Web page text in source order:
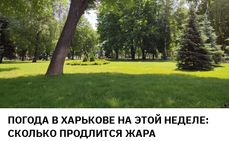
ПОГОДА В ХАРЬКОВЕ НА ЭТОЙ НЕДЕЛЕ:
СКОЛЬКО ПРОДЛИТСЯ ЖАРА